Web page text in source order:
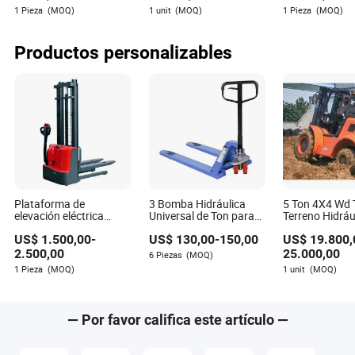
Aaden Merritt
Autor
Aaden Merritt es un escritor experimentado en la
industria del transporte, especializado en
evaluaciones de costo-beneficio. Con un agudo
sentido del detalle y una pasión por analizar la
eficiencia de los sistemas de transporte, Aaden aporta
una gran cantidad de conocimientos y experiencia a
Toyota / Hangcha Heli
1 Pieza (MOQ) Todo Terreno
1 unit (MOQ)
Resistencia
Hecha en
1 Pieza (MOQ)
Productos personalizables
Plataforma de
elevación eléctrica
apilador de palets con
nivelación elevadora
US$ 1.500,00-
2.500,00
1 Pieza (MOQ)
3 Bomba Hidráulica
Universal de Ton para
Palets
US$ 130,00-150,00
6 Piezas (MOQ)
5 Ton 4X4 Wd
Terreno
Montacargas
US$
25.000,00
1 unit (MOQ)
— Por favor califica este artículo —